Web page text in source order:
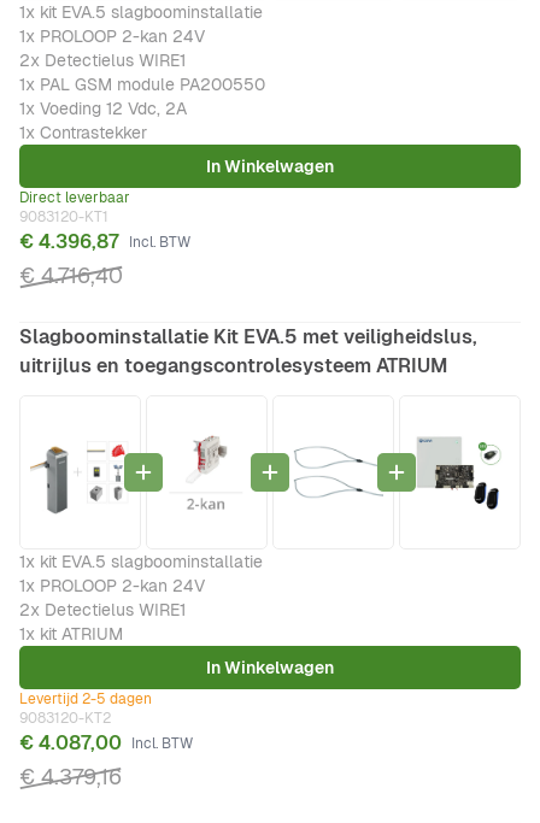
1x kit EVA.5 slagboominstallatie
1x PROLOOP 2-kan 24V
2x Detectielus WIRE1
1x PAL GSM module PA200550
1x Voeding 12 Vdc, 2A
1x Contrastekker
In Winkelwagen
Direct leverbaar
9083120-KT1
€ 4.396,87
€ 4.716,40
Slagboominstallatie Kit EVA.5 met veiligheidslus,
uitrijlus en toegangscontrolesysteem ATRIUM
1x kit EVA.5 slagboominstallatie
1x PROLOOP 2-kan 24V
2x Detectielus WIRE1
1x kit ATRIUM
In Winkelwagen
Levertijd 2-5 dagen
9083120-KT2
€ 4.087,00
€ 4.379,16